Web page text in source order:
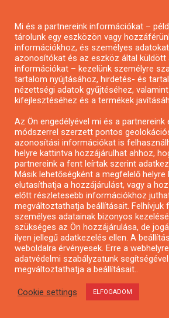
Városzöldítő ötletpályázat
Alkotói pályázat
Mi és a partnereink információkat –
tárolunk egy eszközön vagy
információkhoz, és személyes
azonosítókat és az eszköz által küldött
információkat – kezelünk személyre
tartalom nyújtásához, hirdetés- és
nézettségi adatok gyűjtéséhez,
kifejlesztéséhez és a termékek
Az Ön engedélyével mi és a
módszerrel szerzett pontos
azonosítási információkat is
helyre kattintva hozzájárulhat ahhoz,
partnereink a fent leírtak szerint
Másik lehetőségként a megfelelő helyre
elutasíthatja a hozzájárulást, vagy a
előtt részletesebb információkhoz
megváltoztathatja beállításait. Felhívjuk
személyes adatainak bizonyos
szükséges az Ön hozzájárulása, de
ilyen jellegű adatkezelés ellen. A
weboldalra érvényesek. Erre a
adatvédelmi szabályzatunk
megváltoztathatja a beállításait..
Cookie settings ELFOGADOM